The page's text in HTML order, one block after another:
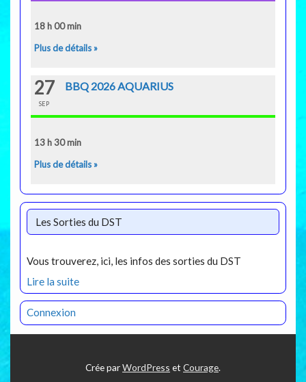
18 h 00 min
Plus de détails »
27
SEP
BBQ 2026 AQUARIUS
13 h 30 min
Plus de détails »
Les Sorties du DST
Vous trouverez, ici, les infos des sorties du DST
Lire la suite
Connexion
Crée parWordPress et Courage.